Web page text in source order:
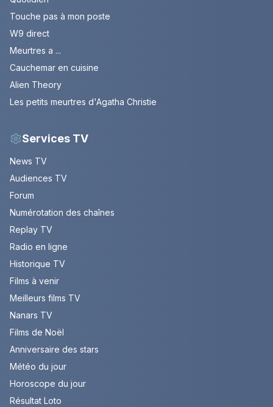
Touche pas à mon poste
W9 direct
Meurtres a ...
Cauchemar en cuisine
Alien Theory
Les petits meurtres d'Agatha Christie
Services TV
News TV
Audiences TV
Forum
Numérotation des chaînes
Replay TV
Radio en ligne
Historique TV
Films à venir
Meilleurs films TV
Nanars TV
Films de Noël
Anniversaire des stars
Météo du jour
Horoscope du jour
Résultat Loto